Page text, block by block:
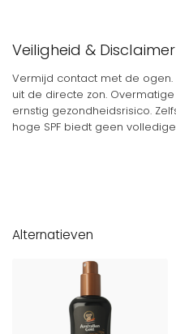
Veiligheid & Disclaimer
Vermijd contact met de
uit de directe zon.
ernstig gezondheidsrisico.
hoge SPF biedt geen
Alternatieven